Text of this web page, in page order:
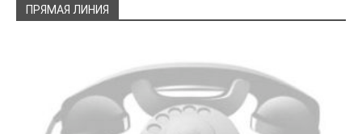
ПРЯМАЯ ЛИНИЯ